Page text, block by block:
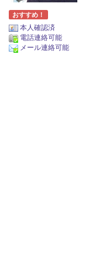
おすすめ！
本人確認済
電話連絡可能
メール連絡可能